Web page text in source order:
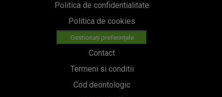
Politica de confidentialitate
Politica de cookies
Gestionați preferințele
Contact
Termeni si conditii
Cod deontologic